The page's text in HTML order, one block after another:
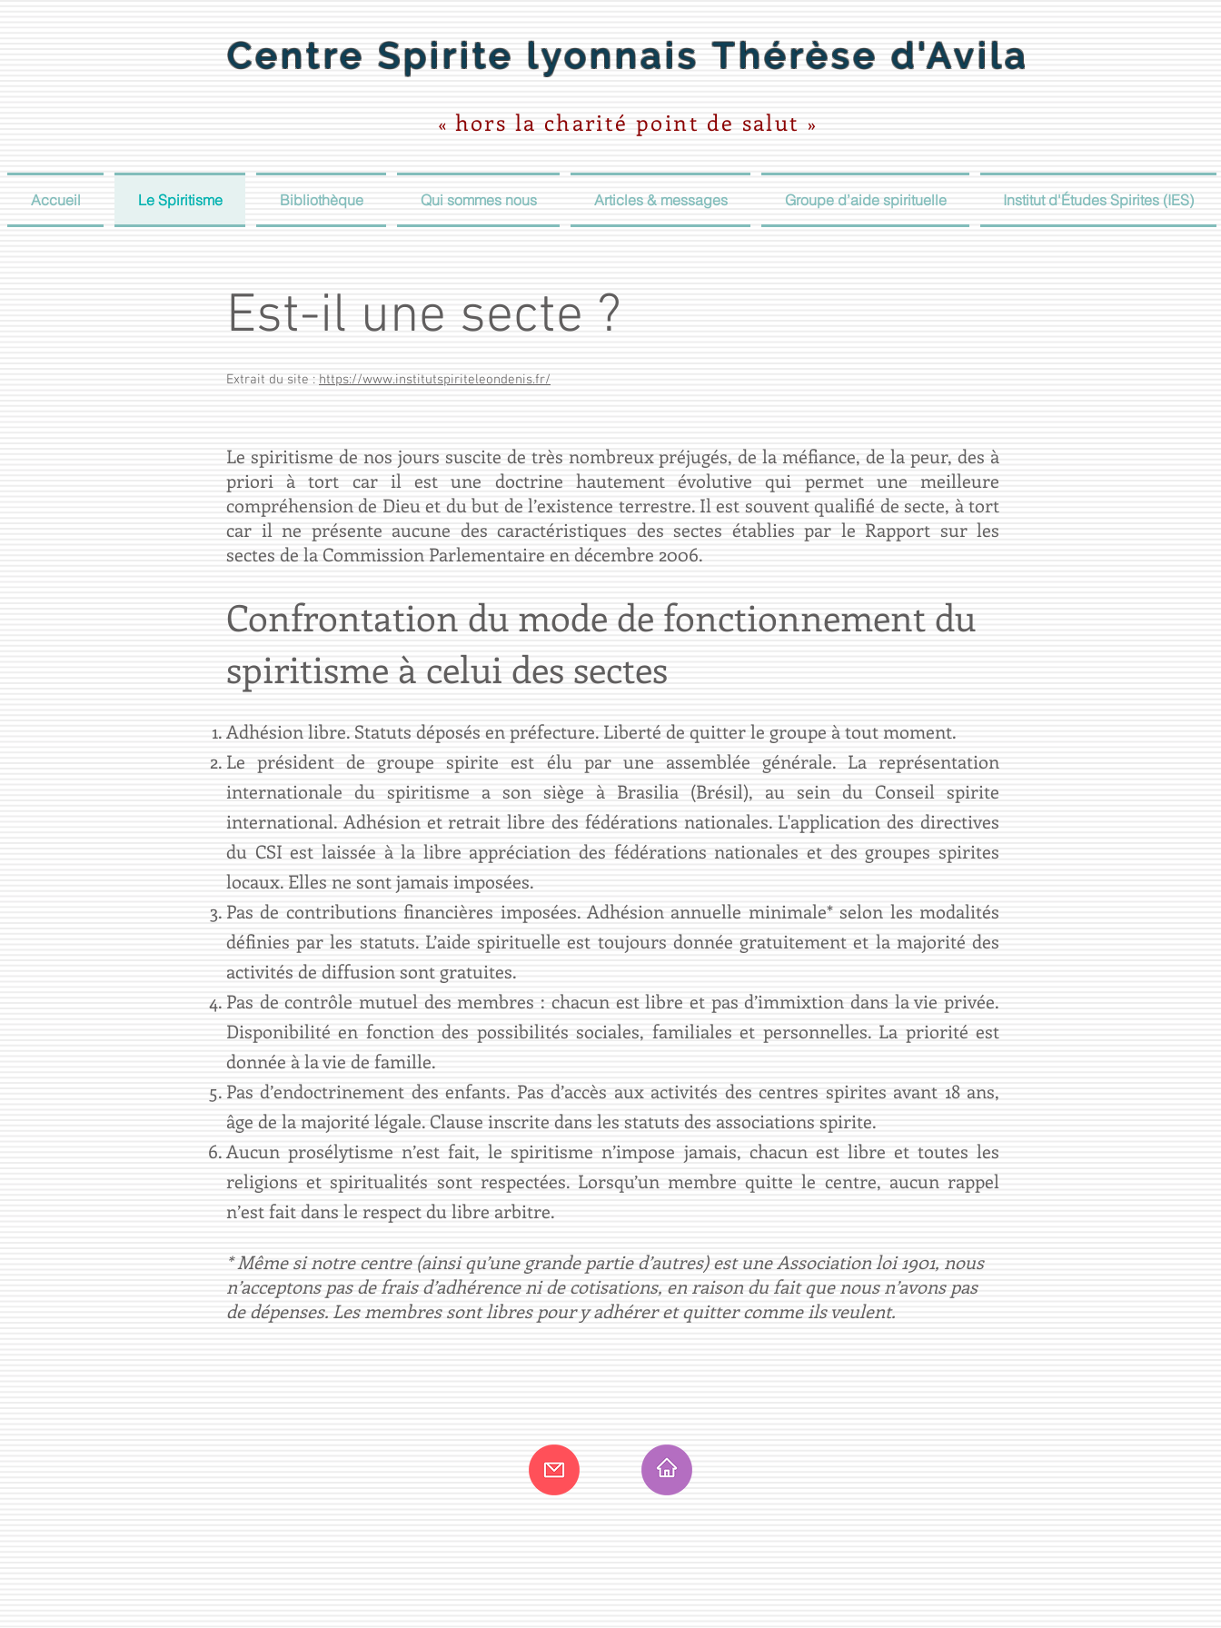
Centre Spirite lyonnaisThérèse d'Avila
« hors la charité point de salut »
Accueil Le Spiritisme Bibliothèque Qui sommes nous Articles & messages Groupe d’aide spirituelle Institut d'Études Spirites (IES)
Est-il une secte ?
Extrait du site : https://www.institutspiriteleondenis.fr/
Le spiritisme de nos jours suscite de très nombreux préjugés, de la méfiance, de la peur, des à
priori à tort car il est une doctrine hautement évolutive qui permet une meilleure
compréhension de Dieu et du but de l’existence terrestre. Il est souvent qualifié de secte, à tort
car il ne présente aucune des caractéristiques des sectes établies par le Rapport sur les
sectes de la Commission Parlementaire en décembre 2006.
Confrontation du mode de fonctionnement du
spiritisme à celui des sectes
Adhésion libre. Statuts déposés en préfecture. Liberté de quitter le groupe à tout moment.
Le président de groupe spirite est élu par une assemblée générale. La représentation
internationale du spiritisme a son siège à Brasilia (Brésil), au sein du Conseil spirite
international. Adhésion et retrait libre des fédérations nationales. L'application des directives
du CSI est laissée à la libre appréciation des fédérations nationales et des groupes spirites
locaux. Elles ne sont jamais imposées.
Pas de contributions financières imposées. Adhésion annuelle minimale* selon les modalités
définies par les statuts. L’aide spirituelle est toujours donnée gratuitement et la majorité des
activités de diffusion sont gratuites.
Pas de contrôle mutuel des membres : chacun est libre et pas d’immixtion dans la vie privée.
Disponibilité en fonction des possibilités sociales, familiales et personnelles. La priorité est
donnée à la vie de famille.
Pas d’endoctrinement des enfants. Pas d’accès aux activités des centres spirites avant 18 ans,
âge de la majorité légale. Clause inscrite dans les statuts des associations spirite.
Aucun prosélytisme n’est fait, le spiritisme n’impose jamais, chacun est libre et toutes les
religions et spiritualités sont respectées. Lorsqu’un membre quitte le centre, aucun rappel
n’est fait dans le respect du libre arbitre.
* Même si notre centre (ainsi qu’une grande partie d’autres) est une Association loi 1901, nous
n’acceptons pas de frais d’adhérence ni de cotisations, en raison du fait que nous n’avons pas
de dépenses. Les membres sont libres pour y adhérer et quitter comme ils veulent.